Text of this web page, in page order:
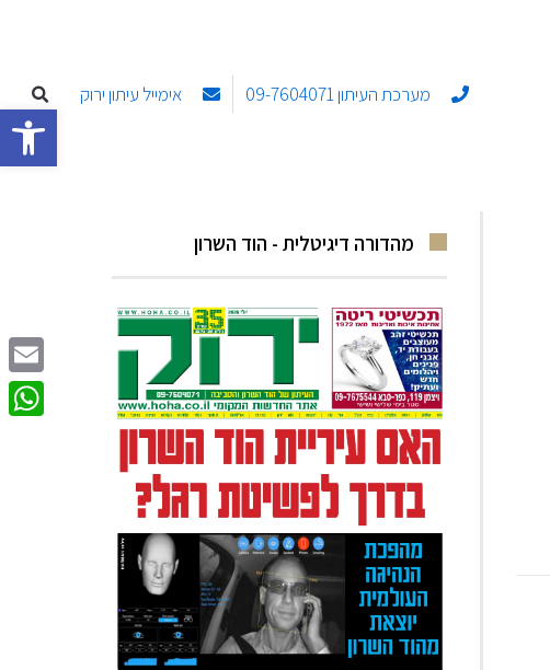
פתח מערכת העיתון 09-7604071 אימייל עיתון ירוק
מהדורה דיגיטלית - הוד השרון